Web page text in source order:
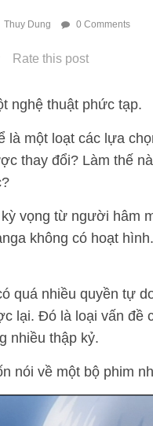
Thuy Dung 0 Comments
Rate this post
nghệ thuật phức tạp.
là một loạt các lựa
thay đổi? Làm thế
vọng từ người hâm
không có hoạt
quá nhiều quyền tự
lại. Đó là loại vấn đề
nhiều thập kỷ.
nói về một bộ phim